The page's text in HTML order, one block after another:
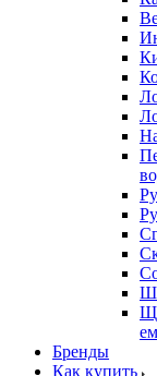
Бренды
Как купить